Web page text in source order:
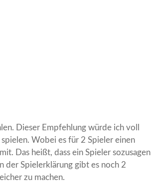
Dieser Empfehlung würde ich voll
Wobei es für 2 Spieler einen
Das heißt, dass ein Spieler sozusagen
der Spielerklärung gibt es noch 2
zu machen.